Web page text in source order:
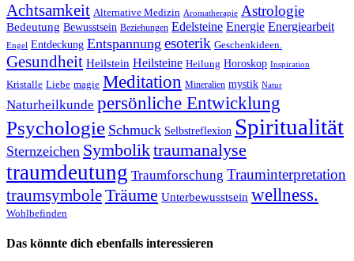
Achtsamkeit Alternative Medizin Aromatherapie Astrologie
Bedeutung Bewusstsein Beziehungen Edelsteine Energie Energiearbeit
Engel Entdeckung Entspannung esoterik Geschenkideen.
Gesundheit Heilstein Heilsteine Heilung Horoskop Inspiration
Kristalle Liebe magie Meditation Mineralien mystik Natur
Naturheilkunde persönliche Entwicklung
Psychologie Schmuck Selbstreflexion Spiritualität
Sternzeichen Symboliktraumanalyse
traumdeutung Traumforschung Trauminterpretation
traumsymboleTräume Unterbewusstsein wellness.
Wohlbefinden
Das könnte dich ebenfalls interessieren